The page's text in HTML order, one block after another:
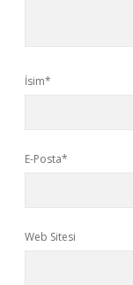
İsim*
E-Posta*
Web Sitesi